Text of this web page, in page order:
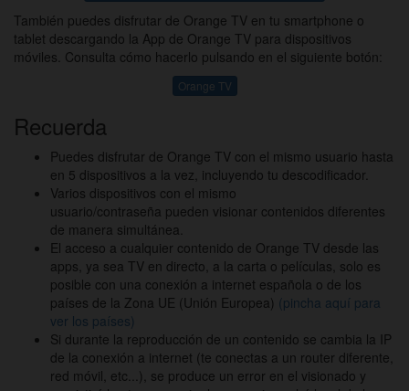
También puedes disfrutar de Orange TV en tu smartphone o
tablet descargando la App de Orange TV para dispositivos
móviles. Consulta cómo hacerlo pulsando en el siguiente botón:
Orange TV
Recuerda
Puedes disfrutar de Orange TV con el mismo usuario hasta
en 5 dispositivos a la vez, incluyendo tu descodificador.
Varios dispositivos con el mismo
usuario/contraseña pueden visionar contenidos diferentes
de manera simultánea.
El acceso a cualquier contenido de Orange TV desde las
apps, ya sea TV en directo, a la carta o películas, solo es
posible con una conexión a internet española o de los
países de la Zona UE (Unión Europea) (pincha aquí para
ver los países)
Si durante la reproducción de un contenido se cambia la IP
de la conexión a internet (te conectas a un router diferente,
red móvil, etc...), se produce un error en el visionado y